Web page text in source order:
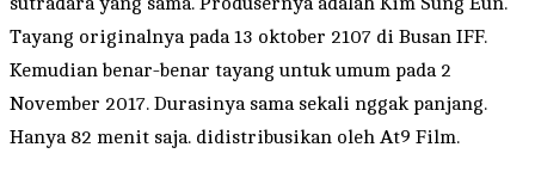
Tayang originalnya pada 13 oktober 2107 di Busan IFF.
Kemudian benar-benar tayang untuk umum pada 2
November 2017. Durasinya sama sekali nggak panjang.
Hanya 82 menit saja. didistribusikan oleh At9 Film.